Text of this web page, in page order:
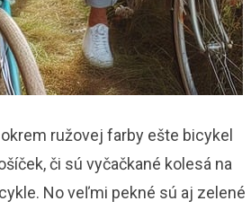
ružovej farby ešte bicykel
či sú vyčačkané kolesá na
No veľmi pekné sú aj zelené